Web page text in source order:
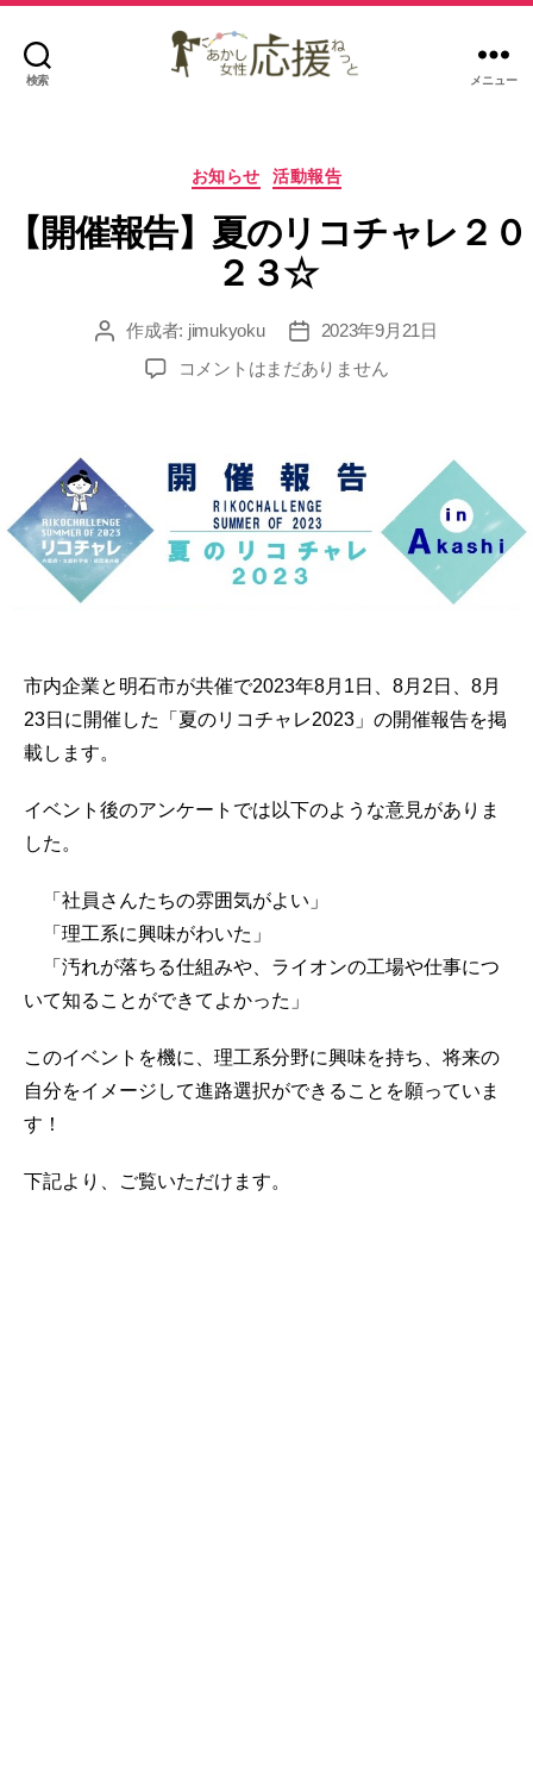
検索
女
応
援
ね
メニュー
カ
テ
ゴ
リ
ー
お知らせ 活動報告
【開催報告】夏のリコチャレ２０
２３☆
投 作成者: jimukyoku
投
稿
日
2023年9月21日
【開
夏
の
コ
０
２
３
の
コメントはまだありません
市内企業と明石市が共催で2023年8月1日、8月2日、8月
23日に開催した「夏のリコチャレ2023」の開催報告を掲
載します。
イベント後のアンケートでは以下のような意見がありま
した。
「社員さんたちの雰囲気がよい」
「理工系に興味がわいた」
「汚れが落ちる仕組みや、ライオンの工場や仕事につ
いて知ることができてよかった」
このイベントを機に、理工系分野に興味を持ち、将来の
自分をイメージして進路選択ができることを願っていま
す！
下記より、ご覧いただけます。